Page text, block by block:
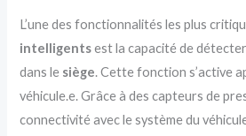
L’une des fonctionnalités les plus
intelligentsest la capacité de
dans le siège. Cette fonction s’active
véhicule.e. Grâce à des capteurs de
connectivité avec le système du